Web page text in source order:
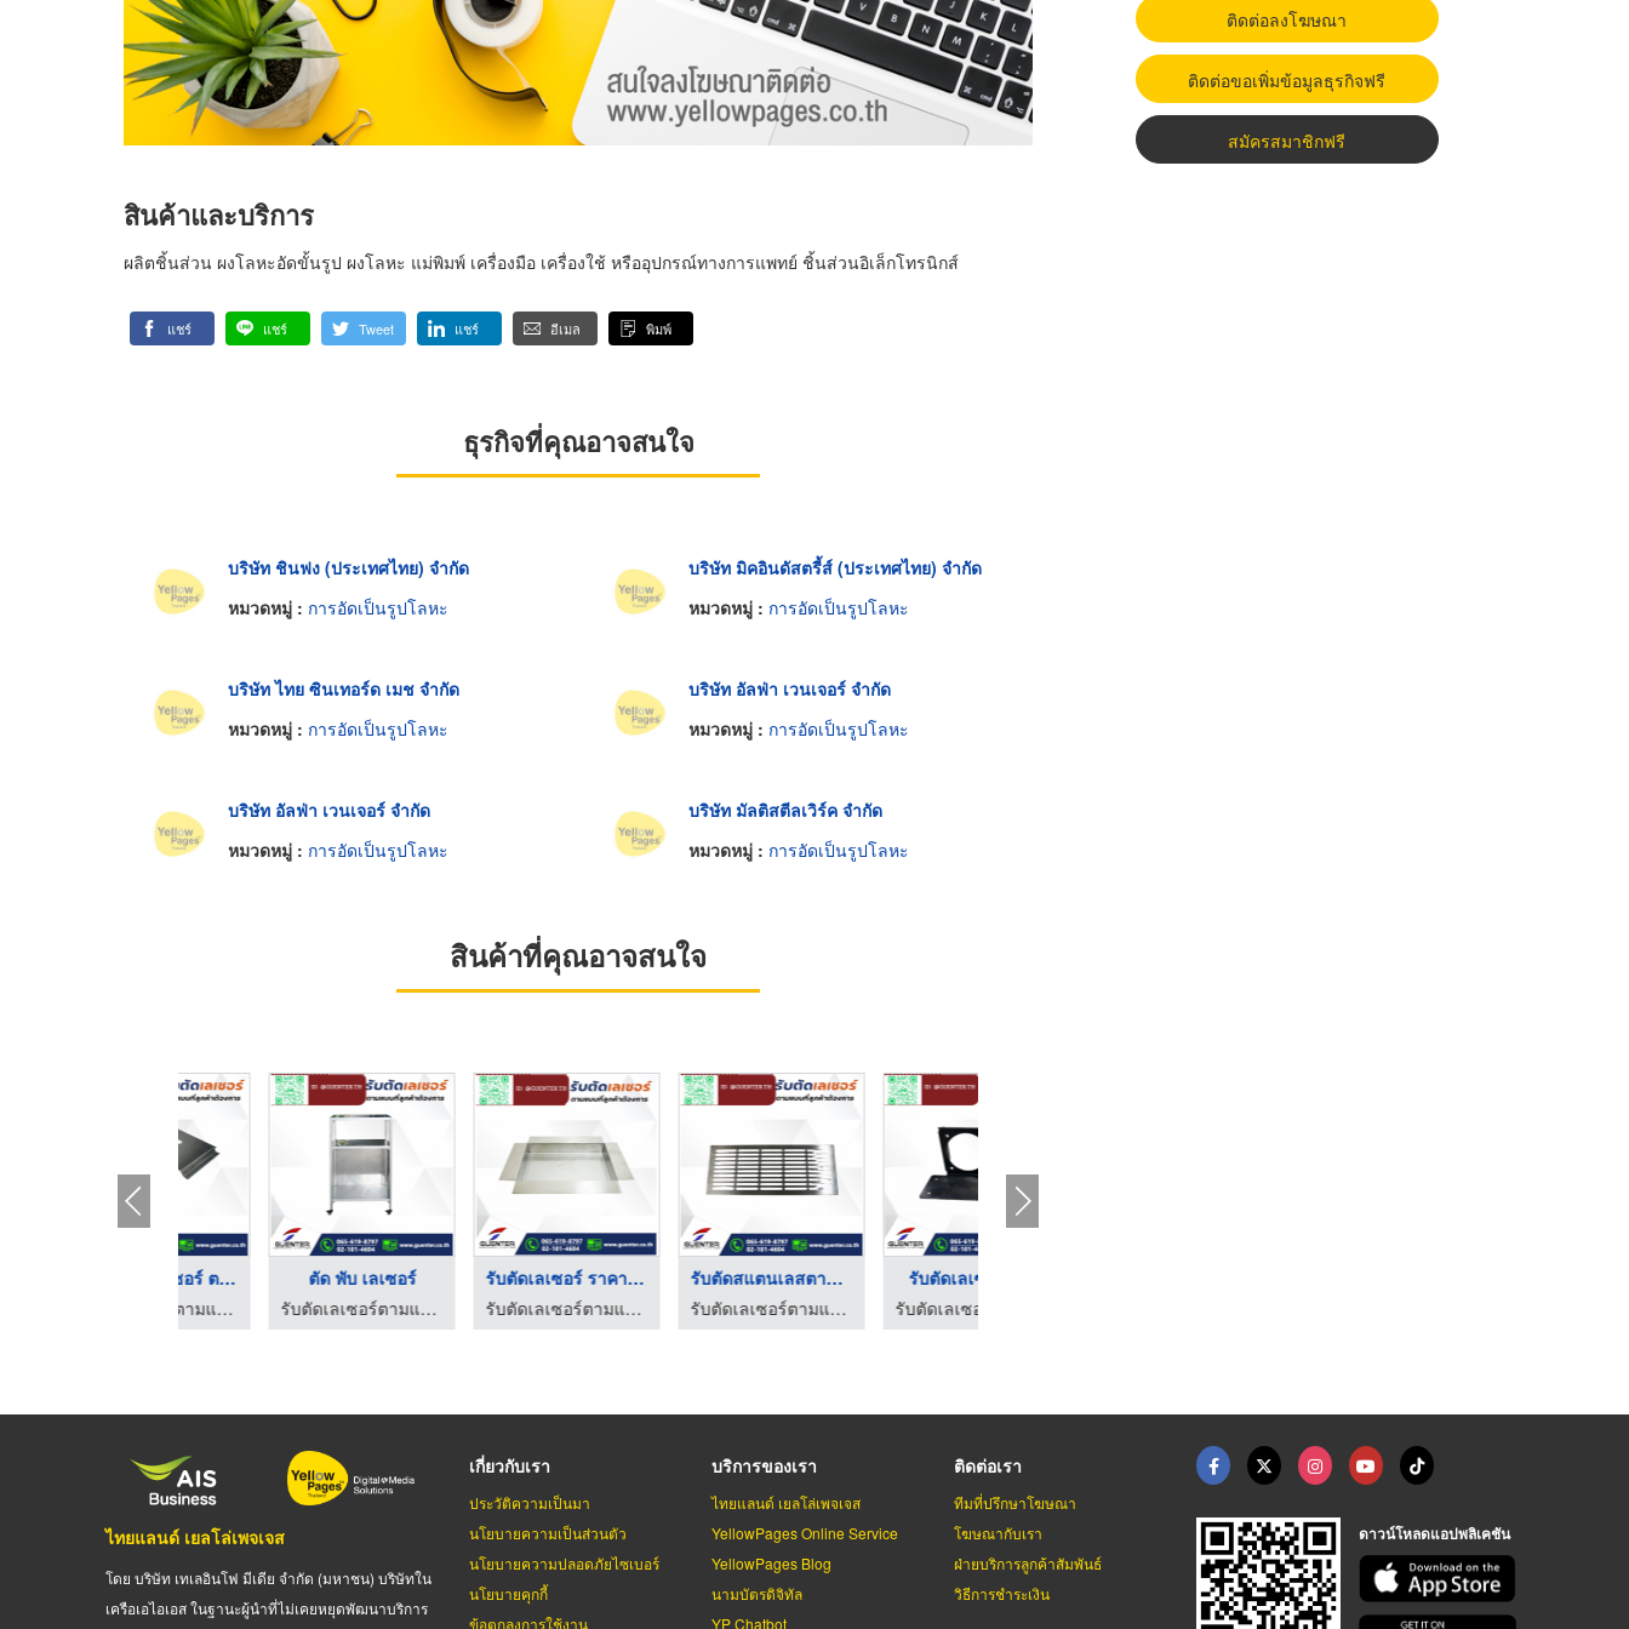
สินค้าและบริการ
ผลิตชิ้นส่วน ผงโลหะอัดขั้นรูป ผงโลหะ แม่พิมพ์ เครื่องมือ เครื่องใช้ หรืออุปกรณ์ทางการแพทย์ ชิ้นส่วนอิเล็กโทรนิกส์
แชร์ แชร์ Tweet แชร์ อีเมล พิมพ์
ธุรกิจที่คุณอาจสนใจ
บริษัท ชินฟง (ประเทศไทย) จำกัด
หมวดหมู่ : การอัดเป็นรูปโลหะ
บริษัท มิคอินดัสตรี้ส์ (ประเทศไทย) จำกัด
หมวดหมู่ : การอัดเป็นรูปโลหะ
บริษัท ไทย ซินเทอร์ด เมช จำกัด
หมวดหมู่ : การอัดเป็นรูปโลหะ
บริษัท อัลฟ่า เวนเจอร์ จำกัด
หมวดหมู่ : การอัดเป็นรูปโลหะ
บริษัท อัลฟ่า เวนเจอร์ จำกัด
หมวดหมู่ : การอัดเป็นรูปโลหะ
บริษัท มัลติสตีลเวิร์ค จำกัด
หมวดหมู่ : การอัดเป็นรูปโลหะ
สินค้าที่คุณอาจสนใจ
ตัด พับ เลเซอร์
รับตัดเลเซอร์ตามแบบ งานตัดเลเซอร์โลหะ เหล็ก สแตนเลส
รับตัดเลเซอร์ ราคาถู ...
รับตัดเลเซอร์ตามแบบ งานตัดเลเซอร์โลหะ เหล็ก สแตนเลส
รับตัดสแตนเลสตามแบบ
รับตัดเลเซอร์ตามแบบ งานตัดเลเซอร์โลหะ เหล็ก สแตนเลส
รับตัดเลเซอร์เหล็ก
รับตัดเลเซอร์ตามแบบ งานตัดเลเซอร์โลหะ เหล็ก สแตนเลส
ติดต่อลงโฆษณา
ติดต่อขอเพิ่มข้อมูลธุรกิจฟรี
สมัครสมาชิกฟรี
ไทยแลนด์ เยลโล่เพจเจส
โดย บริษัท เทเลอินโฟ มีเดีย จำกัด (มหาชน) บริษัทใน
เครือเอไอเอส ในฐานะผู้นำที่ไม่เคยหยุดพัฒนาบริการ
เกี่ยวกับเรา
ประวัติความเป็นมา
นโยบายความเป็นส่วนตัว
นโยบายความปลอดภัยไซเบอร์
นโยบายคุกกี้
ข้อตกลงการใช้งาน
บริการของเรา
ไทยแลนด์ เยลโล่เพจเจส
YellowPages Online Service
YellowPages Blog
นามบัตรดิจิทัล
YP Chatbot
ติดต่อเรา
ทีมที่ปรึกษาโฆษณา
โฆษณากับเรา
ฝ่ายบริการลูกค้าสัมพันธ์
วิธีการชำระเงิน
ดาวน์โหลดแอปพลิเคชัน